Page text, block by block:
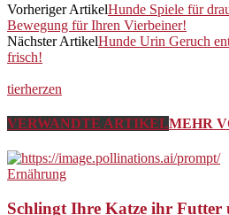
Vorheriger ArtikelHunde Spiele für
Bewegung für Ihren Vierbeiner!
Nächster ArtikelHunde Urin Geruch
frisch!
tierherzen
VERWANDTE ARTIKELMEHR
Ernährung
Schlingt Ihre Katze ihr Futter